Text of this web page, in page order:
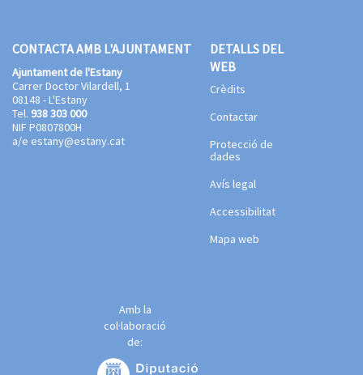
CONTACTA AMB L'AJUNTAMENT
Ajuntament de l'Estany
Carrer Doctor Vilardell, 1
08148 - L'Estany
Tel. 938 303 000
NIF P0807800H
a/e estany@estany.cat
DETALLS DEL
WEB
Crèdits
Contactar
Protecció de
dades
Avís legal
Accessibilitat
Mapa web
Amb la
col·laboració
de: